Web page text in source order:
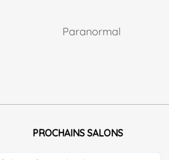
Paranormal
PROCHAINS SALONS